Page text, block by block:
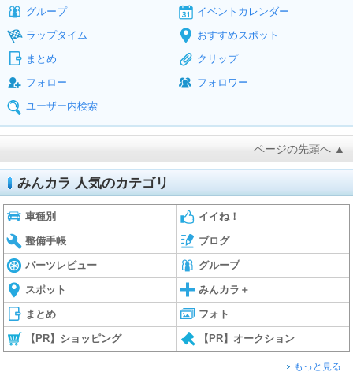
グループ
イベントカレンダー
ラップタイム
おすすめスポット
まとめ
クリップ
フォロー
フォロワー
ユーザー内検索
ページの先頭へ ▲
みんカラ 人気のカテゴリ
車種別 イイね！
整備手帳 ブログ
パーツレビュー グループ
スポット みんカラ＋
まとめ フォト
【PR】ショッピング 【PR】オークション
もっと見る